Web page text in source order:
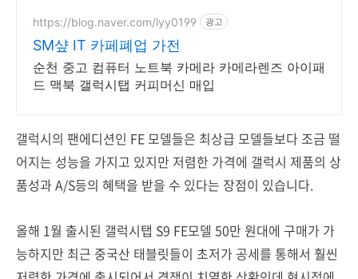
https://blog.naver.com/lyy0199 광고
SM샾 IT 카페폐업 가전
순천 중고 컴퓨터 노트북 카메라 카메라렌즈 아이패
드 맥북 갤럭시탭 커피머신 매입
갤럭시의 팬에디션인 FE 모델들은 최상급 모델들보다 조금 떨
어지는 성능을 가지고 있지만 저렴한 가격에 갤럭시 제품의 상
품성과 A/S등의 혜택을 받을 수 있다는 장점이 있습니다.
올해 1월 출시된 갤럭시탭 S9 FE모델 50만 원대에 구매가 가
능하지만 최근 중국산 태블릿들이 초저가 공세를 통해서 훨씬